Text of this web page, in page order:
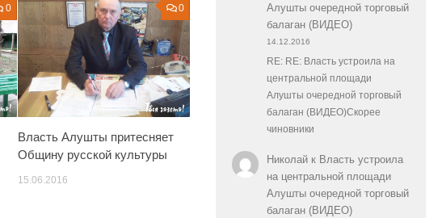
0 0
Власть Алушты притесняет
Общину русской культуры
15.06.2016
Алушты очередной торговый
балаган (ВИДЕО)
14.12.2016
RE: RE: Власть устроила на
центральной площади
Алушты очередной торговый
балаган (ВИДЕО)Скорее
чиновники
Николайк Власть устроила
на центральной площади
Алушты очередной торговый
балаган (ВИДЕО)